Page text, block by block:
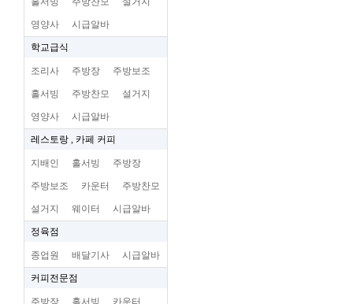
영양사 시급알바
학교급식
조리사 주방장 주방보조
홀서빙 주방찬모 설거지
영양사 시급알바
레스토랑 , 카페 커피
지배인 홀서빙 주방장
주방보조 카운터 주방찬모
설거지 웨이터 시급알바
정육점
종업원 배달기사 시급알바
커피전문점
주방장 홀서빙 카운터